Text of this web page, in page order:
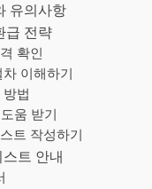
유의사항
급 전략
확인
이해하기
법
움 받기
트 작성하기
트 안내